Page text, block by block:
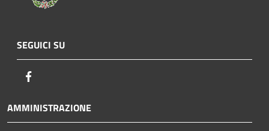
SEGUICI SU
AMMINISTRAZIONE